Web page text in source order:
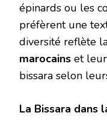
épinards ou les
préfèrent une
diversité reflète
marocains et
bissara selon
La Bissara dans